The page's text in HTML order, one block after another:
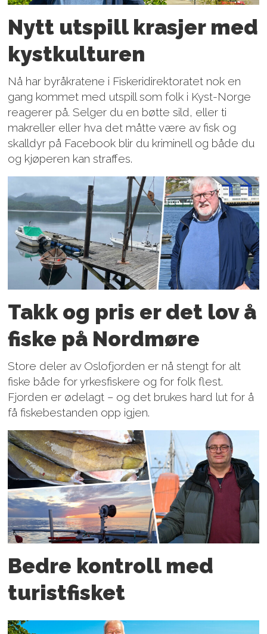
Nytt utspill krasjer med
kystkulturen
Nå har byråkratene i Fiskeridirektoratet nok en
gang kommet med utspill som folk i Kyst-Norge
reagerer på. Selger du en bøtte sild, eller ti
makreller eller hva det måtte være av fisk og
skalldyr på Facebook blir du kriminell og både du
og kjøperen kan straffes.
Takk og pris er det lov å
fiske på Nordmøre
Store deler av Oslofjorden er nå stengt for alt
fiske både for yrkesfiskere og for folk flest.
Fjorden er ødelagt – og det brukes hard lut for å
få fiskebestanden opp igjen.
Bedre kontroll med
turistfisket